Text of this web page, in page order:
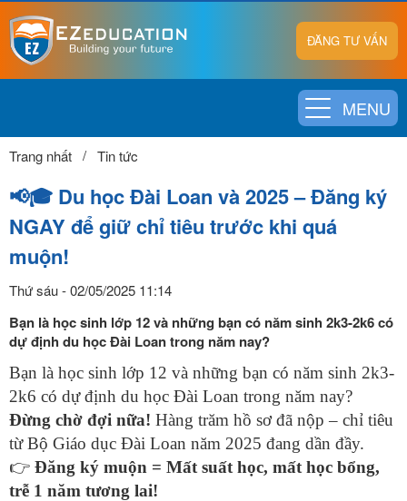
ĐĂNG TƯ VẤN
MENU
Trang nhất Tin tức
📢🎓 Du học Đài Loan và 2025 – Đăng ký
NGAY để giữ chỉ tiêu trước khi quá
muộn!
Thứ sáu - 02/05/2025 11:14
Bạn là học sinh lớp 12 và những bạn có năm sinh 2k3-2k6 có
dự định du học Đài Loan trong năm nay?
Bạn là học sinh lớp 12 và những bạn có năm sinh 2k3-
2k6 có dự định du học Đài Loan trong năm nay?
Đừng chờ đợi nữa! Hàng trăm hồ sơ đã nộp – chỉ tiêu
từ Bộ Giáo dục Đài Loan năm 2025 đang dần đầy.
👉 Đăng ký muộn = Mất suất học, mất học bổng,
trễ 1 năm tương lai!